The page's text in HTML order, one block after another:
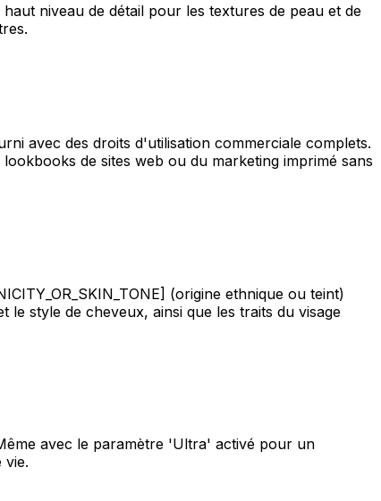
niveau de détail pour les textures de peau et de
avec des droits d'utilisation commerciale complets.
de sites web ou du marketing imprimé sans
(origine ethnique ou teint)
style de cheveux, ainsi que les traits du visage
avec le paramètre 'Ultra' activé pour un
vie.